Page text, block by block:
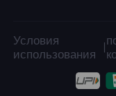
Условия
использования